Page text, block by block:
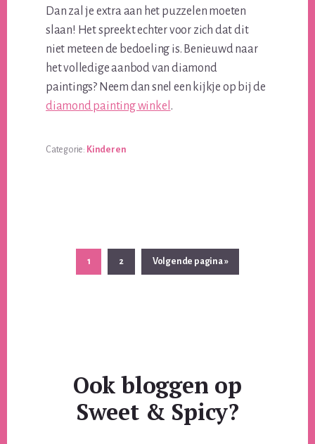
Dan zal je extra aan het puzzelen moeten
slaan! Het spreekt echter voor zich dat dit
niet meteen de bedoeling is. Benieuwd naar
het volledige aanbod van diamond
paintings? Neem dan snel een kijkje op bij de
diamond painting winkel .
Categorie: Kinderen
Pagina
1 Pagina
2
Ga
naar
Volgende pagina »
Ook bloggen op
Sweet & Spicy?